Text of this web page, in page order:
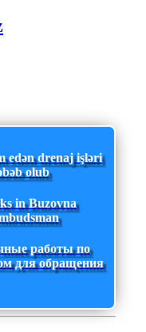
edən drenaj işləri
olub
in Buzovna
работы по
для обращения